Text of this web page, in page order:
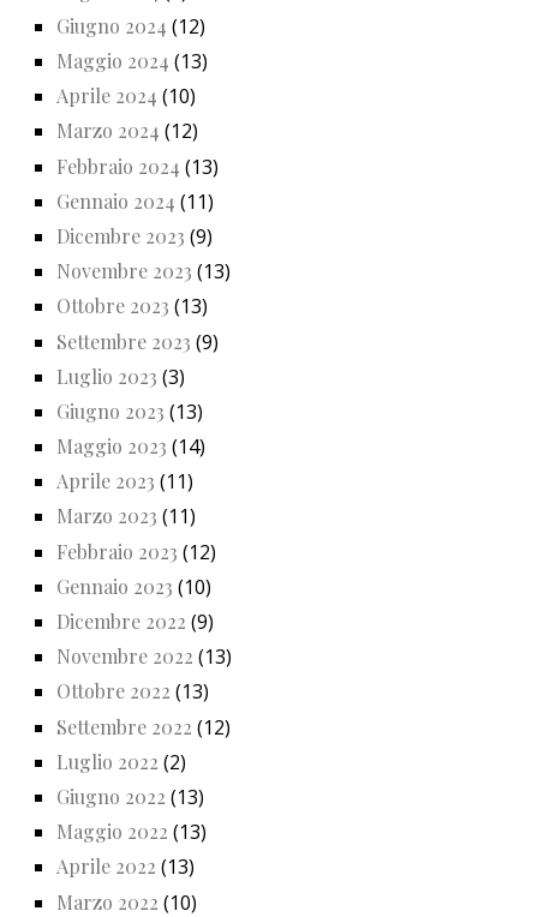
Giugno 2024 (12)
Maggio 2024 (13)
Aprile 2024 (10)
Marzo 2024 (12)
Febbraio 2024 (13)
Gennaio 2024 (11)
Dicembre 2023 (9)
Novembre 2023 (13)
Ottobre 2023 (13)
Settembre 2023 (9)
Luglio 2023 (3)
Giugno 2023 (13)
Maggio 2023 (14)
Aprile 2023 (11)
Marzo 2023 (11)
Febbraio 2023 (12)
Gennaio 2023 (10)
Dicembre 2022 (9)
Novembre 2022 (13)
Ottobre 2022 (13)
Settembre 2022 (12)
Luglio 2022 (2)
Giugno 2022 (13)
Maggio 2022 (13)
Aprile 2022 (13)
Marzo 2022 (10)